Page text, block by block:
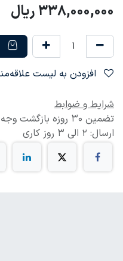
338,000,000 ریال
شرایط و ضوابط
تضمین 30 روزه بازگشت وجه
ارسال: 2 الی 3 روز کاری